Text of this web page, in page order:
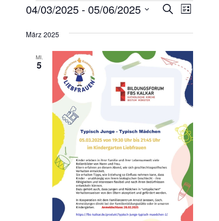
Veranstaltungen
Suche
und
Suche
Liste
04/03/2025 - 05/06/2025
wählen.
März 2025
MI.
5